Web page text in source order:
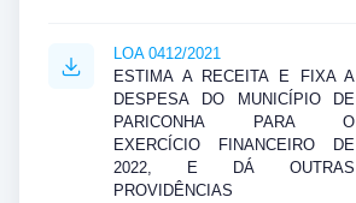
LOA 0412/2021
ESTIMA A RECEITA E FIXA A
DESPESA DO MUNICÍPIO DE
PARICONHA PARA O
EXERCÍCIO FINANCEIRO DE
2022, E DÁ OUTRAS
PROVIDÊNCIAS